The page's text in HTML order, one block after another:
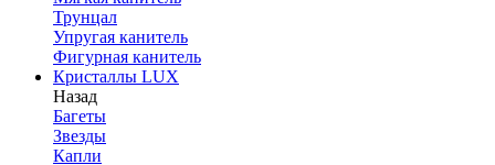
Трунцал
Упругая канитель
Фигурная канитель
Кристаллы LUX
Назад
Багеты
Звезды
Капли